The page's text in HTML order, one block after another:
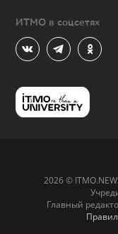
ИТМО в соцсетях
2026 ©
Главный